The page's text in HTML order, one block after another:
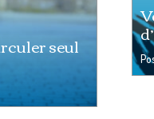
seul